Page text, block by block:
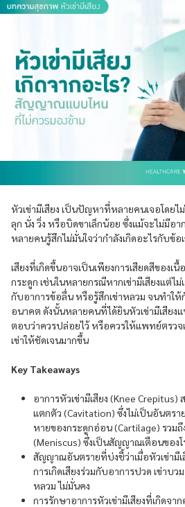
หัวเข่ามีเสียง เป็นปัญหาที่หลายคนเจอโดยไ
ลุก นั่ง วิ่ง หรือบิดขาเล็กน้อย ซึ่งแม้จะไม่มีอ
หลายคนรู้สึกไม่มั่นใจว่ากำลังเกิดอะไรกับข้อ
เสียงที่เกิดขึ้นอาจเป็นเพียงการเสียดสีของเ
กระดูก เช่นในหลายกรณีหากเข่ามีเสียงแต่
กับอาการข้อลื่น หรือรู้สึกเข่าหลวม จนทำให้
อนาคต ดังนั้นหลายคนที่ได้ยินหัวเข่ามีเสียง
ตอบว่าควรปล่อยไว้ หรือควรให้แพทย์ตรวจ
เข่าให้ชัดเจนมากขึ้น
Key Takeaways
อาการหัวเข่ามีเสียง (Knee Crepitus)
แตกตัว (Cavitation) ซึ่งไม่เป็นอันตรา
หายของกระดูกอ่อน (Cartilage) รวม
(Meniscus) ซึ่งเป็นสัญญาณเตือนของโ
สัญญาณอันตรายที่บ่งชี้ว่าเมื่อหัวเข่ามี
การเกิดเสียงร่วมกับอาการปวด เข่าบว
หลวม ไม่มั่นคง
การรักษาอาการหัวเข่ามีเสียงที่เกิดจา